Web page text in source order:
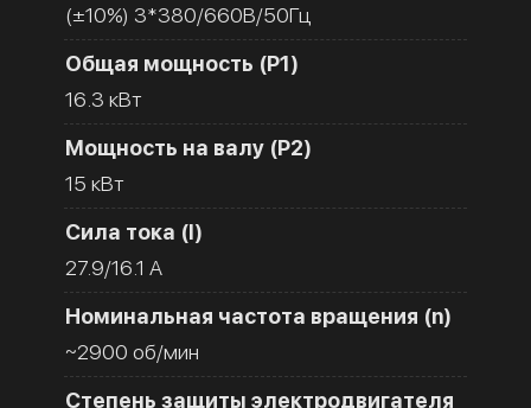
(±10%) 3*380/660В/50Гц
Общая мощность (Р1)
16.3 кВт
Мощность на валу (Р2)
15 кВт
Сила тока (I)
27.9/16.1 A
Номинальная частота вращения (n)
~2900 об/мин
Степень защиты электродвигателя